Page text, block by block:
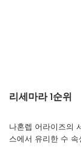
리세마라 1순위
나혼렙 어라이즈의
스에서 유리한 수